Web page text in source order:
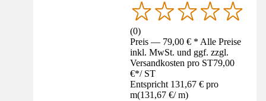
(0)
Preis — 79,00 € * Alle Preise
inkl. MwSt. und ggf. zzgl.
Versandkosten pro ST79,00
€*/ ST
Entspricht 131,67 € pro
m(131,67 €/ m)